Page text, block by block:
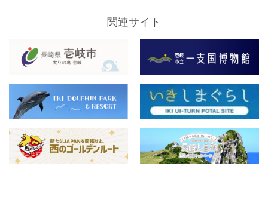
関連サイト